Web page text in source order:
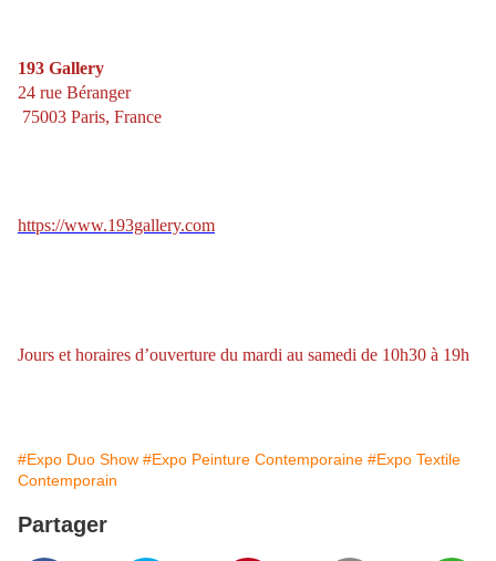
193 Gallery
24 rue Béranger
75003 Paris, France
https://www.193gallery.com
Jours et horaires d’ouverture du mardi au samedi de 10h30 à 19h
#Expo Duo Show #Expo Peinture Contemporaine #Expo Textile
Contemporain
Partager